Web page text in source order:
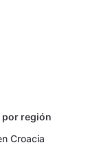
por región
Croacia